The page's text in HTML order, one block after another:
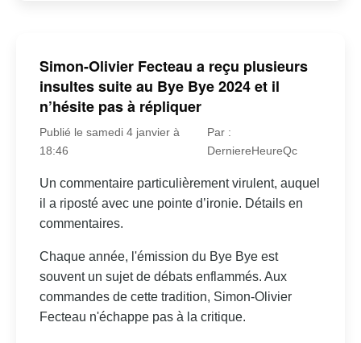
Simon-Olivier Fecteau a reçu plusieurs
insultes suite au Bye Bye 2024 et il
n’hésite pas à répliquer
Publié le samedi 4 janvier à
18:46
Par :
DerniereHeureQc
Un commentaire particulièrement virulent, auquel
il a riposté avec une pointe d’ironie. Détails en
commentaires.
Chaque année, l'émission du Bye Bye est
souvent un sujet de débats enflammés. Aux
commandes de cette tradition, Simon-Olivier
Fecteau n'échappe pas à la critique.